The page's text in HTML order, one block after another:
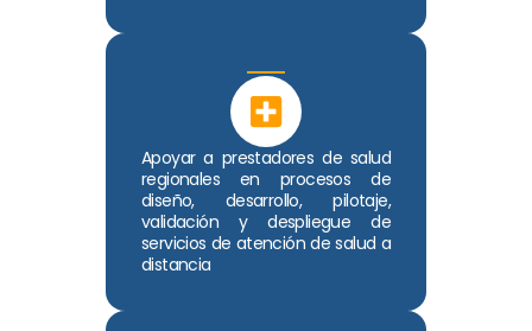
Apoyar a prestadores de salud
regionales en procesos de
diseño, desarrollo, pilotaje,
validación y despliegue de
servicios de atención de salud a
distancia